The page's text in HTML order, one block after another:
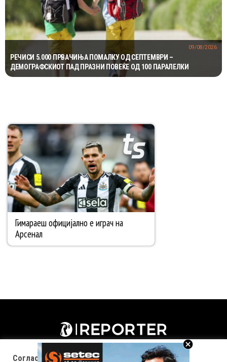
РЕЧИСИ 5.000 ПРВАЧИЊА ПОМАЛКУ ОД СЕПТЕМВРИ –
ДЕМОГРАФСКИОТ ПАД ПРАЗНИ ПОВЕЌЕ ОД 100 ПАРАЛЕЛКИ
09/08/2026
Согласност за колачиња (cookies)